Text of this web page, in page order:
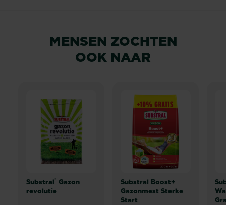
MENSEN ZOCHTEN
OOK NAAR
Substral® Gazon
revolutie
Substral Boost+
Gazonmest Sterke
Start